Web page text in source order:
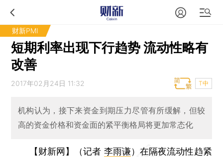
财新PMI
短期利率出现下行趋势 流动性略有
改善
2017年02月24日 11:32 T中
机构认为，接下来资金到期压力尽管有所缓解，但较
高的资金价格和资金面的紧平衡格局将更加常态化
【财新网】（记者 李雨谦） 在隔夜流动性趋紧